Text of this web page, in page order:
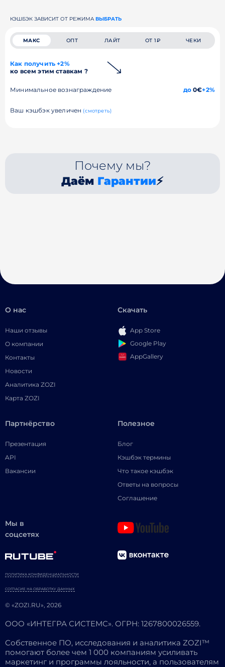
КЭШБЭК ЗАВИСИТ ОТ РЕЖИМА ВЫБРАТЬ
МАКС ОПТ ЛАЙТ ОТ 1₽ ЧЕКИ
Как получить +2%
ко всем этим ставкам ?
Минимальное вознаграждение до0€+2%
Ваш кэшбэк увеличен (смотреть)
Почему мы?
Даём Гарантии⚡
О нас
Наши отзывы
О компании
Контакты
Новости
Аналитика ZOZI
Карта ZOZI
Скачать
App Store
Google Play
AppGallery
Партнёрство
Презентация
API
Вакансии
Полезное
Блог
Кэшбэк термины
Что такое кэшбэк
Ответы на вопросы
Соглашение
Мы в
соцсетях
© «ZOZI.RU», 2026
ПОЛИТИКА КОНФИДЕНЦИАЛЬНОСТИ
СОГЛАСИЕ НА ОБРАБОТКУ ДАННЫХ
ООО «ИНТЕГРА СИСТЕМС». ОГРН: 1267800026559.
Собственное ПО, исследования и аналитика ZOZI™
помогают более чем 1 000 компаниям усиливать
маркетинг и программы лояльности, а пользователям